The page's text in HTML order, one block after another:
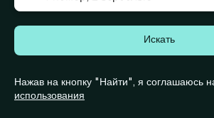
Искать
Нажав на кнопку "Найти", я соглашаюсь
использования